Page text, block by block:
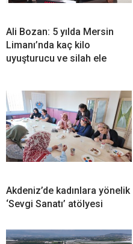
Ali Bozan: 5 yılda Mersin
Limanı’nda kaç kilo
uyuşturucu ve silah ele
Akdeniz’de kadınlara yönelik
‘Sevgi Sanatı’ atölyesi